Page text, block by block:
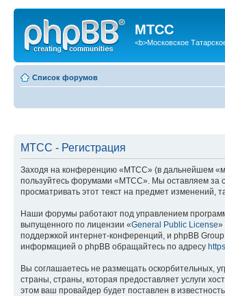
МТСС
<b>Московское
Список форумов
МТСС - Регистрация
Заходя на конференцию «МТСС» (в дальнейшем
пользуйтесь форумами «МТСС». Мы оставляем за
просматривать этот текст на предмет изменений,
Наши форумы работают под управлением
выпущенного по лицензии «General Public License»
поддержкой интернет-конференций, и phpBB
информацией о phpBB обращайтесь по адресу
Вы соглашаетесь не размещать оскорбительных,
страны, страны, которая предоставляет услуги
этом ваш провайдер будет поставлен в